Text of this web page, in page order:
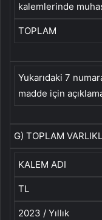
kalemlerinde
TOPLAM
Yukarıdaki 7
madde için
G) TOPLAM
KALEM ADI
TL
2023 / Yıllık